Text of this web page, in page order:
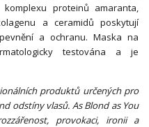
proteinů amaranta,
a ceramidů poskytují
a ochranu. Maska na
testována a je
produktů určených pro
odstíny vlasů. As Blond as You
provokaci, ironii a